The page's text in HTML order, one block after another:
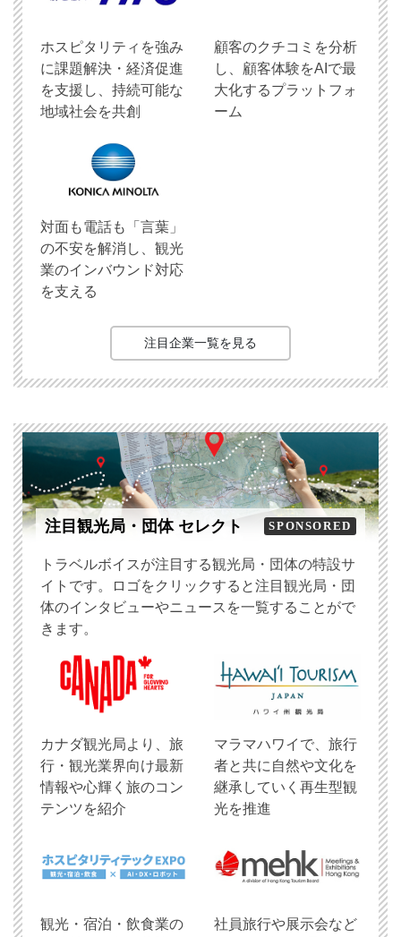
ホスピタリティを強み
に課題解決・経済促進
を支援し、持続可能な
地域社会を共創
顧客のクチコミを分析
し、顧客体験をAIで最
大化するプラットフォ
ーム
対面も電話も「言葉」
の不安を解消し、観光
業のインバウンド対応
を支える
注目企業一覧を見る
注目観光局・団体 セレクト SPONSORED
トラベルボイスが注目する観光局・団体の特設サ
イトです。ロゴをクリックすると注目観光局・団
体のインタビューやニュースを一覧することがで
きます。
​カナダ観光局より、旅
行・観光業界向け最新
情報や心輝く旅のコン
テンツを紹介
マラマハワイで、旅行
者と共に自然や文化を
継承していく再生型観
光を推進
観光・宿泊・飲食業の
社員旅行や展示会など